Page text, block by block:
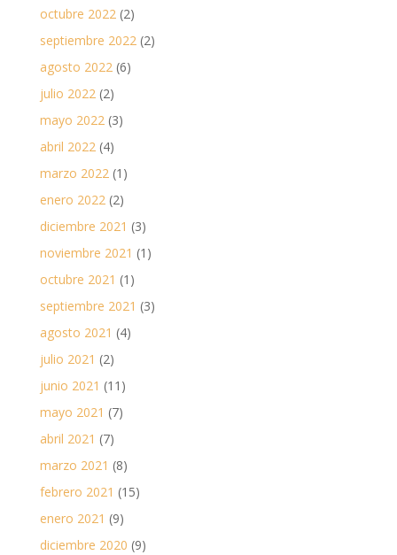
octubre 2022(2)
septiembre 2022(2)
agosto 2022(6)
julio 2022(2)
mayo 2022(3)
abril 2022(4)
marzo 2022(1)
enero 2022(2)
diciembre 2021 (3)
noviembre 2021 (1)
octubre 2021 (1)
septiembre 2021 (3)
agosto 2021 (4)
julio 2021 (2)
junio 2021 (11)
mayo 2021 (7)
abril 2021 (7)
marzo 2021 (8)
febrero 2021 (15)
enero 2021 (9)
diciembre 2020 (9)